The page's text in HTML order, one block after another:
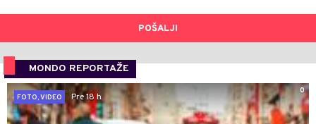
POŠALJI
MONDO REPORTAŽE
0
FOTO, VIDEO
Pre 18 h